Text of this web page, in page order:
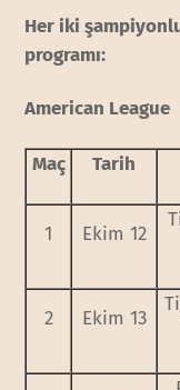
Her iki
programı:
American League
Maç Tarih
1 Ekim 12
2 Ekim 13